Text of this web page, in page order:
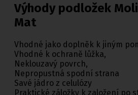
Výhody podložek
Mat
Vhodné jako doplněk k jiným
Vhodné k ochraně lůžka,
Neklouzavý povrch,
Nepropustná spodní strana
Savé jádro z celulózy
Praktické záložky k založení po